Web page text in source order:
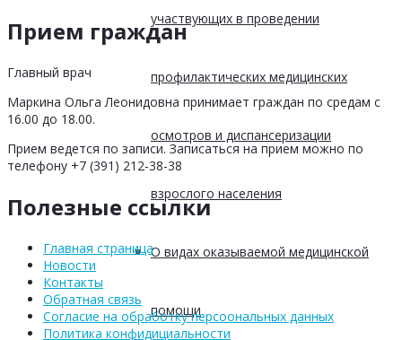
участвующих в проведении
профилактических медицинских
осмотров и диспансеризации
взрослого населения
О видах оказываемой медицинской
помощи
Прием граждан
Главный врач
Маркина Ольга Леонидовна принимает граждан по средам с
16.00 до 18.00.
Прием ведется по записи. Записаться на прием можно по
телефону +7 (391) 212-38-38
Полезные ссылки
Главная страница
Новости
Контакты
Обратная связь
Согласие на обработку персоональных данных
Политика конфидициальности